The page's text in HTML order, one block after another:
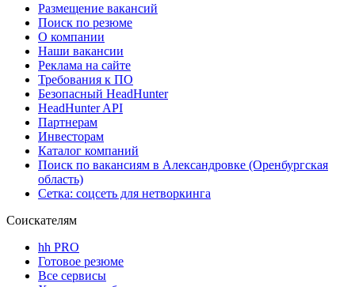
Размещение вакансий
Поиск по резюме
О компании
Наши вакансии
Реклама на сайте
Требования к ПО
Безопасный HeadHunter
HeadHunter API
Партнерам
Инвесторам
Каталог компаний
Поиск по вакансиям в Александровке (Оренбургская
область)
Сетка: соцсеть для нетворкинга
Соискателям
hh PRO
Готовое резюме
Все сервисы